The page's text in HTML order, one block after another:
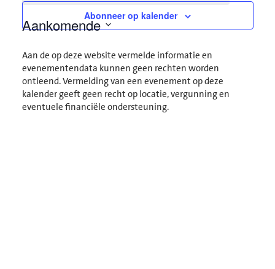
Aankomende
een
datum.
Abonneer op kalender
Aan de op deze website vermelde informatie en
evenementendata kunnen geen rechten worden
ontleend. Vermelding van een evenement op deze
kalender geeft geen recht op locatie, vergunning en
eventuele financiële ondersteuning.